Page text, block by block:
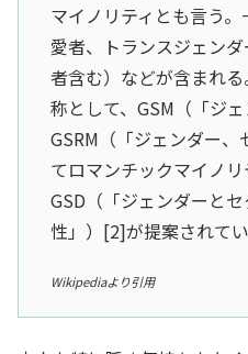
マイノリティとも言う
愛者、トランスジェン
者含む）などが含まれ
称として、GSM（「ジ
GSRM（「ジェンダー
てロマンチックマイノ
GSD（「ジェンダーと
性」）[2]が提案されてい
Wikipediaより引用